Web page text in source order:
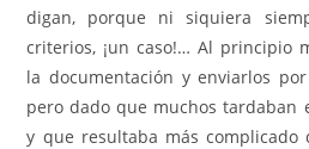
digan, porque ni siquiera
criterios, ¡un caso!… Al principio
la documentación y enviarlos
pero dado que muchos tardaban
y que resultaba más complicado